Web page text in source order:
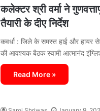
कलेक्टर श्री वर्मा ने
तैयारी के दीए निर्देश
कवर्धा : जिले के समस्त हाई और हायर
की आवश्यक बैठक स्वामी आत्मानंद
Read More »